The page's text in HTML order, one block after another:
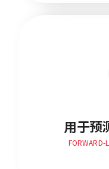
用于预
FORWARD-